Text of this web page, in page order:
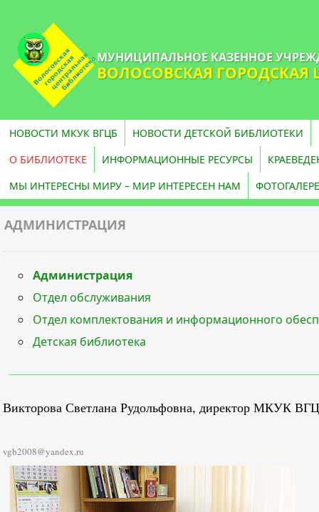
МУНИЦИПАЛЬНОЕ КАЗЕННОЕ
ВОЛОСОВСКАЯ ГОРОДСКАЯ
НОВОСТИ МКУК ВГЦБ НОВОСТИ ДЕТСКОЙ БИБЛИОТЕКИ
О БИБЛИОТЕКЕ
ИНФОРМАЦИОННЫЕ РЕСУРСЫ
МЫ ИНТЕРЕСНЫ МИРУ – МИР ИНТЕРЕСЕН НАМ
АДМИНИСТРАЦИЯ
Администрация
Отдел обслуживания
Отдел комплектования и информационного
Детская библиотека
Викторова Светлана Рудольфовна, директор МКУК
vgb2008@yandex.ru